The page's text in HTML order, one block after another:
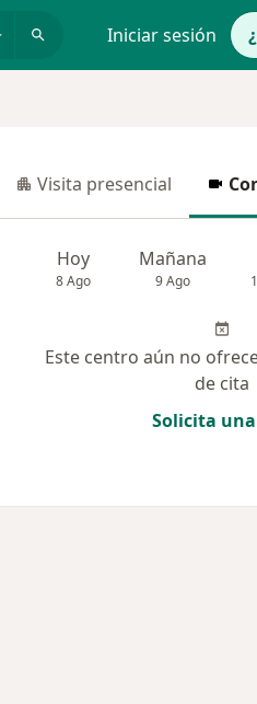
Iniciar sesión
Visita presencial
Visita presencial
Hoy
8 Ago
Mañana
9 Ago
Este centro aún no
de cita
Solicita